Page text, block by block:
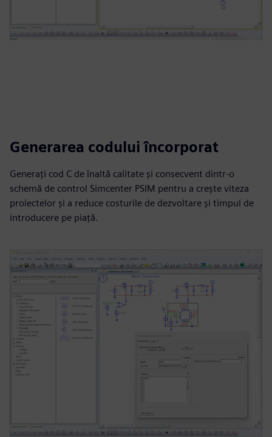
Generarea codului încorporat
Generați cod C de înaltă calitate și consecvent dintr-o
schemă de control Simcenter PSIM pentru a crește viteza
proiectelor și a reduce costurile de dezvoltare și timpul de
introducere pe piață.